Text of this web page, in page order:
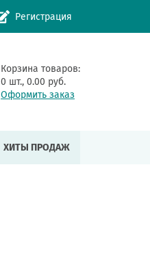
Регистрация
Корзина товаров:
0 шт., 0.00 руб.
Оформить заказ
ХИТЫ ПРОДАЖ